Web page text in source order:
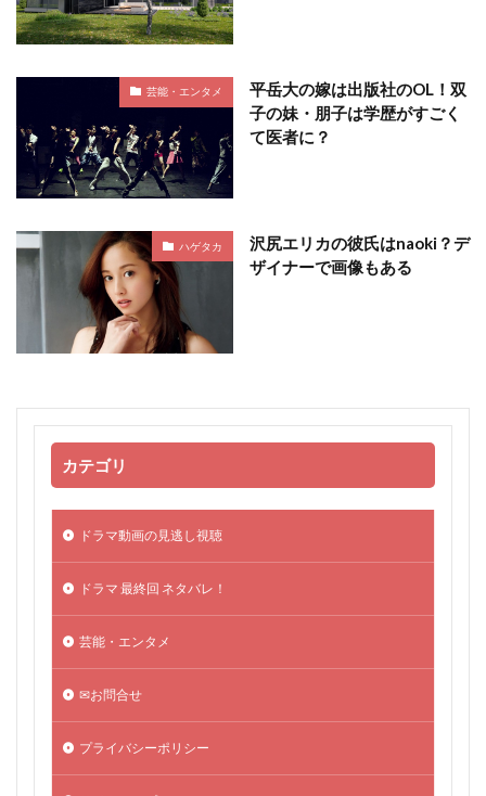
芸能・エンタメ
平岳大の嫁は出版社のOL！双
子の妹・朋子は学歴がすごく
て医者に？
ハゲタカ
沢尻エリカの彼氏はnaoki？デ
ザイナーで画像もある
カテゴリ
ドラマ動画の見逃し視聴
ドラマ 最終回 ネタバレ！
芸能・エンタメ
✉お問合せ
プライバシーポリシー